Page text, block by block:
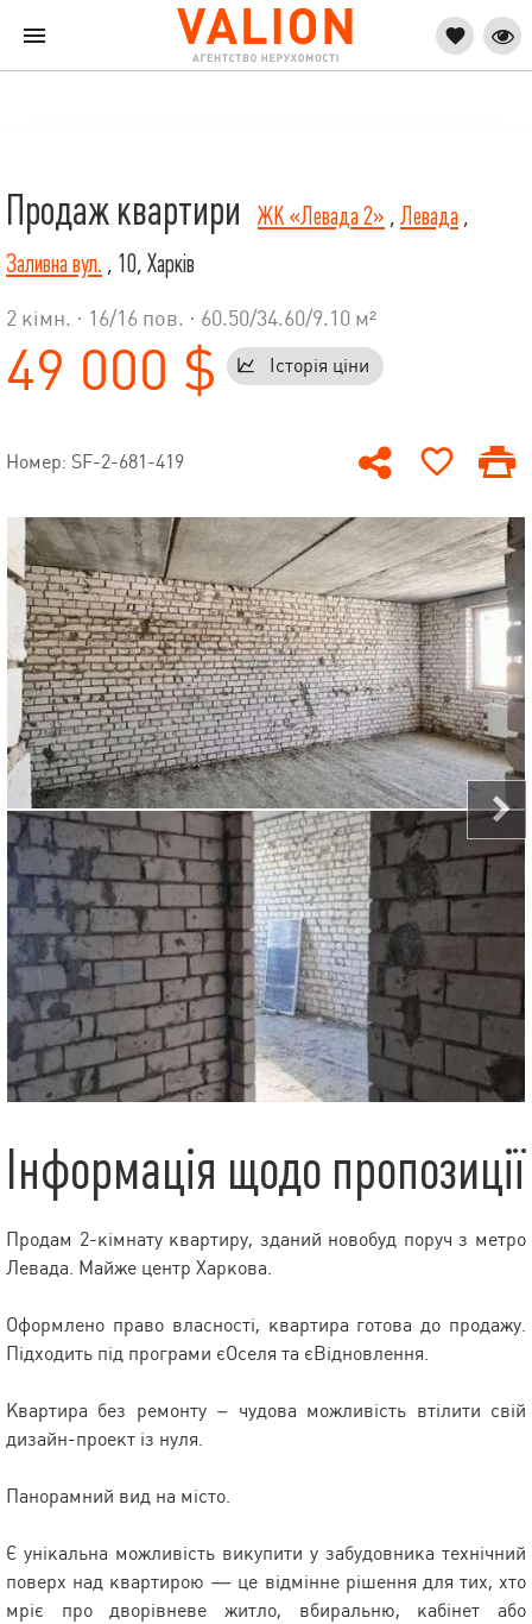
Продаж квартири ЖК «Левада 2» , Левада ,
Заливна вул. , 10, Харків
2 кімн. · 16/16 пов. · 60.50/34.60/9.10 м²
49 000 $ Історія ціни
Номер: SF-2-681-419
Інформація щодо пропозиції
Продам 2-кімнату квартиру, зданий новобуд поруч з метро
Левада. Майже центр Харкова.
Оформлено право власності, квартира готова до продажу.
Підходить під програми єОселя та єВідновлення.
Квартира без ремонту – чудова можливість втілити свій
дизайн-проект із нуля.
Панорамний вид на місто.
Є унікальна можливість викупити у забудовника технічний
поверх над квартирою — це відмінне рішення для тих, хто
мріє про дворівневе житло, вбиральню, кабінет або